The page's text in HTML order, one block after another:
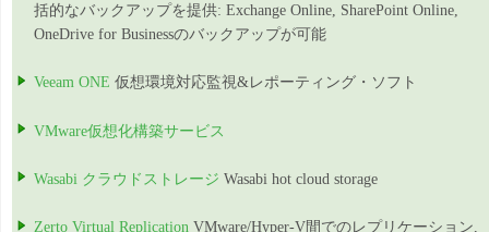
括的なバックアップを提供: Exchange Online, SharePoint Online,
OneDrive for Businessのバックアップが可能
Veeam ONE 仮想環境対応監視&レポーティング・ソフト
VMware仮想化構築サービス
Wasabi クラウドストレージ Wasabi hot cloud storage
Zerto Virtual Replication VMware/Hyper-V間でのレプリケーション,